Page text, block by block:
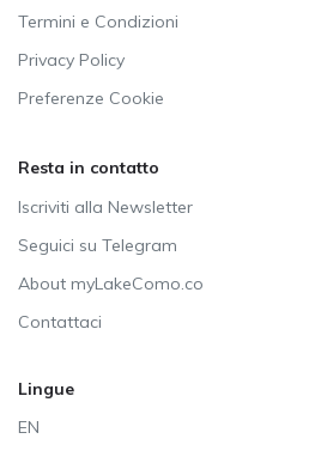
Termini e Condizioni
Privacy Policy
Preferenze Cookie
Resta in contatto
Iscriviti alla Newsletter
Seguici su Telegram
About myLakeComo.co
Contattaci
Lingue
EN